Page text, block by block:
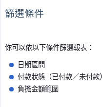
篩選條件
你可以依以下條件篩選報表：
日期區間
付款狀態（已付款／未付款）
負擔金額範圍